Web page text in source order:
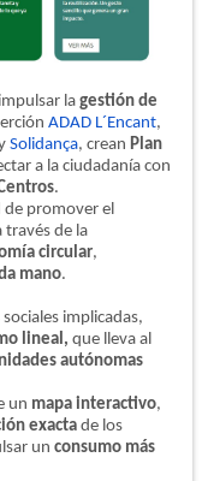
lagestión de
ADAD L´Encant,
Solidança, crean Plan
a la ciudadanía con
.
de promover el
través de la
circular,
mano.
implicadas,
lineal, que lleva al
autónomas
un mapa interactivo,
exactade los
un consumo más